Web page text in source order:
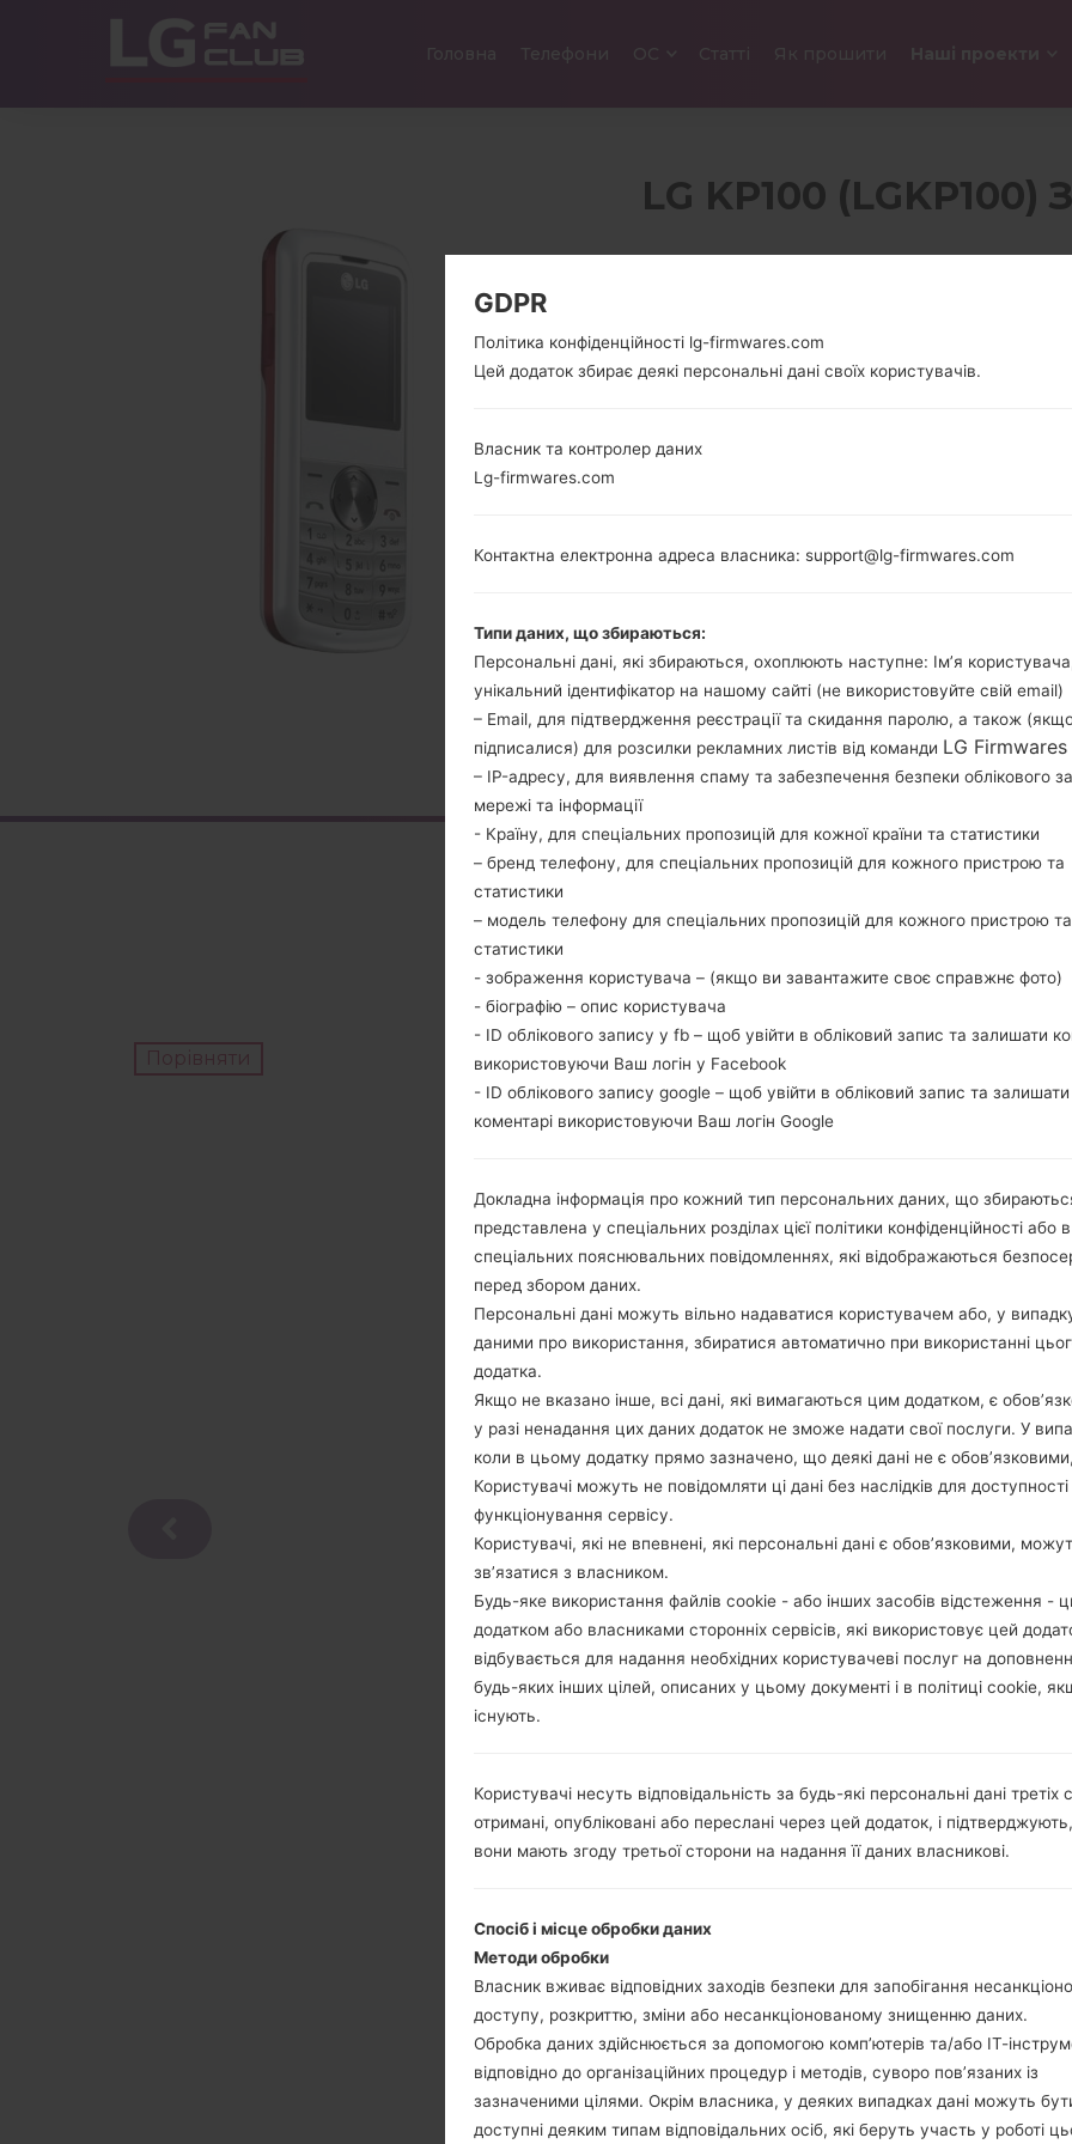
Головна Телефони ОС Статті Як прошити Наші проекти
LG KP100 (LGKP100)
128 x 128 пікселів (~121
щільність пікселів на
65 грам
Buy accessories on
Головна →Серія →LG Others →LGKP100
Огляд LGKP100(LGKP100)
Порівняти
GDPR
Політика конфіденційності lg-firmwares.com
Цей додаток збирає деякі персональні дані своїх користувачів.
Власник та контролер даних
Lg-firmwares.com
Контактна електронна адреса власника: support@lg-firmwares.com
Типи даних, що збираються:
Персональні дані, які збираються, охоплюють наступне: Ім’я
унікальний ідентифікатор на нашому сайті (не використовуйте свій email)
– Email, для підтвердження реєстрації та скидання паролю, а також
підписалися) для розсилки рекламних листів від команди LG Firmwares
– IP-адресу, для виявлення спаму та забезпечення безпеки облікового
мережі та інформації
- Країну, для спеціальних пропозицій для кожної країни та статистики
– бренд телефону, для спеціальних пропозицій для кожного пристрою та
статистики
– модель телефону для спеціальних пропозицій для кожного пристрою та
статистики
- зображення користувача – (якщо ви завантажите своє справжнє фото)
- біографію – опис користувача
- ID облікового запису у fb – щоб увійти в обліковий запис та залишати
використовуючи Ваш логін у Facebook
- ID облікового запису google – щоб увійти в обліковий запис та залишати
коментарі використовуючи Ваш логін Google
Докладна інформація про кожний тип персональних даних, що
представлена у спеціальних розділах цієї політики конфіденційності або в
спеціальних пояснювальних повідомленнях, які відображаються
перед збором даних.
Персональні дані можуть вільно надаватися користувачем або, у
даними про використання, збиратися автоматично при використанні
додатка.
Якщо не вказано інше, всі дані, які вимагаються цим додатком, є
у разі ненадання цих даних додаток не зможе надати свої послуги. У
коли в цьому додатку прямо зазначено, що деякі дані не є обов’язковими,
Користувачі можуть не повідомляти ці дані без наслідків для
функціонування сервісу.
Користувачі, які не впевнені, які персональні дані є обов’язковими,
зв’язатися з власником.
Будь-яке використання файлів cookie - або інших засобів відстеження -
додатком або власниками сторонніх сервісів, які використовує цей
відбувається для надання необхідних користувачеві послуг на
будь-яких інших цілей, описаних у цьому документі і в політиці cookie,
існують.
Користувачі несуть відповідальність за будь-які персональні дані третіх
отримані, опубліковані або переслані через цей додаток, і
вони мають згоду третьої сторони на надання її даних власникові.
Спосіб і місце обробки даних
Методи обробки
Власник вживає відповідних заходів безпеки для запобігання
доступу, розкриттю, зміни або несанкціонованому знищенню даних.
Обробка даних здійснюється за допомогою комп’ютерів та/або ІТ-
відповідно до організаційних процедур і методів, суворо пов’язаних із
зазначеними цілями. Окрім власника, у деяких випадках дані можуть
доступні деяким типам відповідальних осіб, які беруть участь у роботі